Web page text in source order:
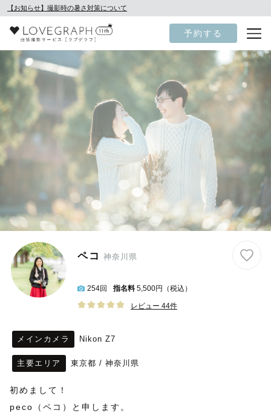
【お知らせ】撮影時の暑さ対策について
予約する
ペコ 神奈川県
254回 指名料 5,500円（税込）
レビュー 44件
メインカメラ Nikon Z7
主要エリア 東京都 / 神奈川県
初めまして！
peco（ペコ）と申します。